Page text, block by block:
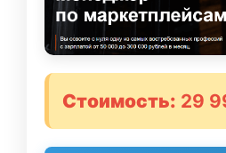
Стоимость: 29